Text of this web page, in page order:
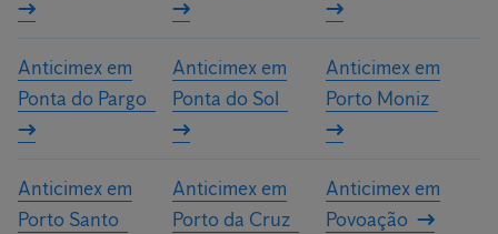
Anticimex em
Ponta do Pargo
Anticimex em
Ponta do Sol
Anticimex em
Porto Moniz
Anticimex em
Porto Santo
Anticimex em
Porto da Cruz
Anticimex em
Povoação